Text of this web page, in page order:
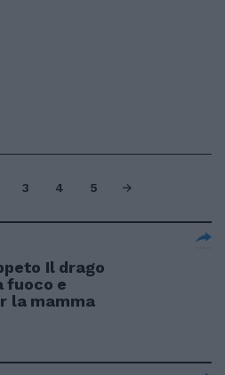
3 4 5
Il drago
fuoco e
la mamma